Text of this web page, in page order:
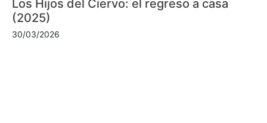
Los Hijos del Ciervo: el regreso a casa
(2025)
30/03/2026